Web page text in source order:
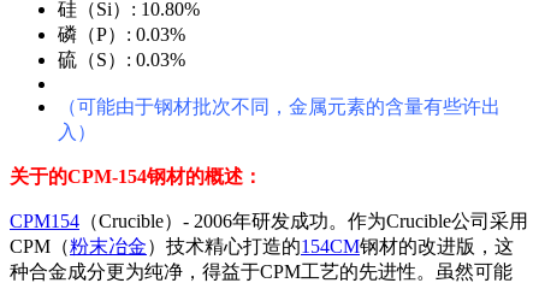
硅（Si）: 10.80%
磷（P）: 0.03%
硫（S）: 0.03%
（可能由于钢材批次不同，金属元素的含量有些许出
入）
关于的CPM-154钢材的概述：
CPM154 （Crucible）- 2006年研发成功。作为Crucible公司采用
CPM（粉末冶金）技术精心打造的154CM钢材的改进版，这
种合金成分更为纯净，得益于CPM工艺的先进性。虽然可能